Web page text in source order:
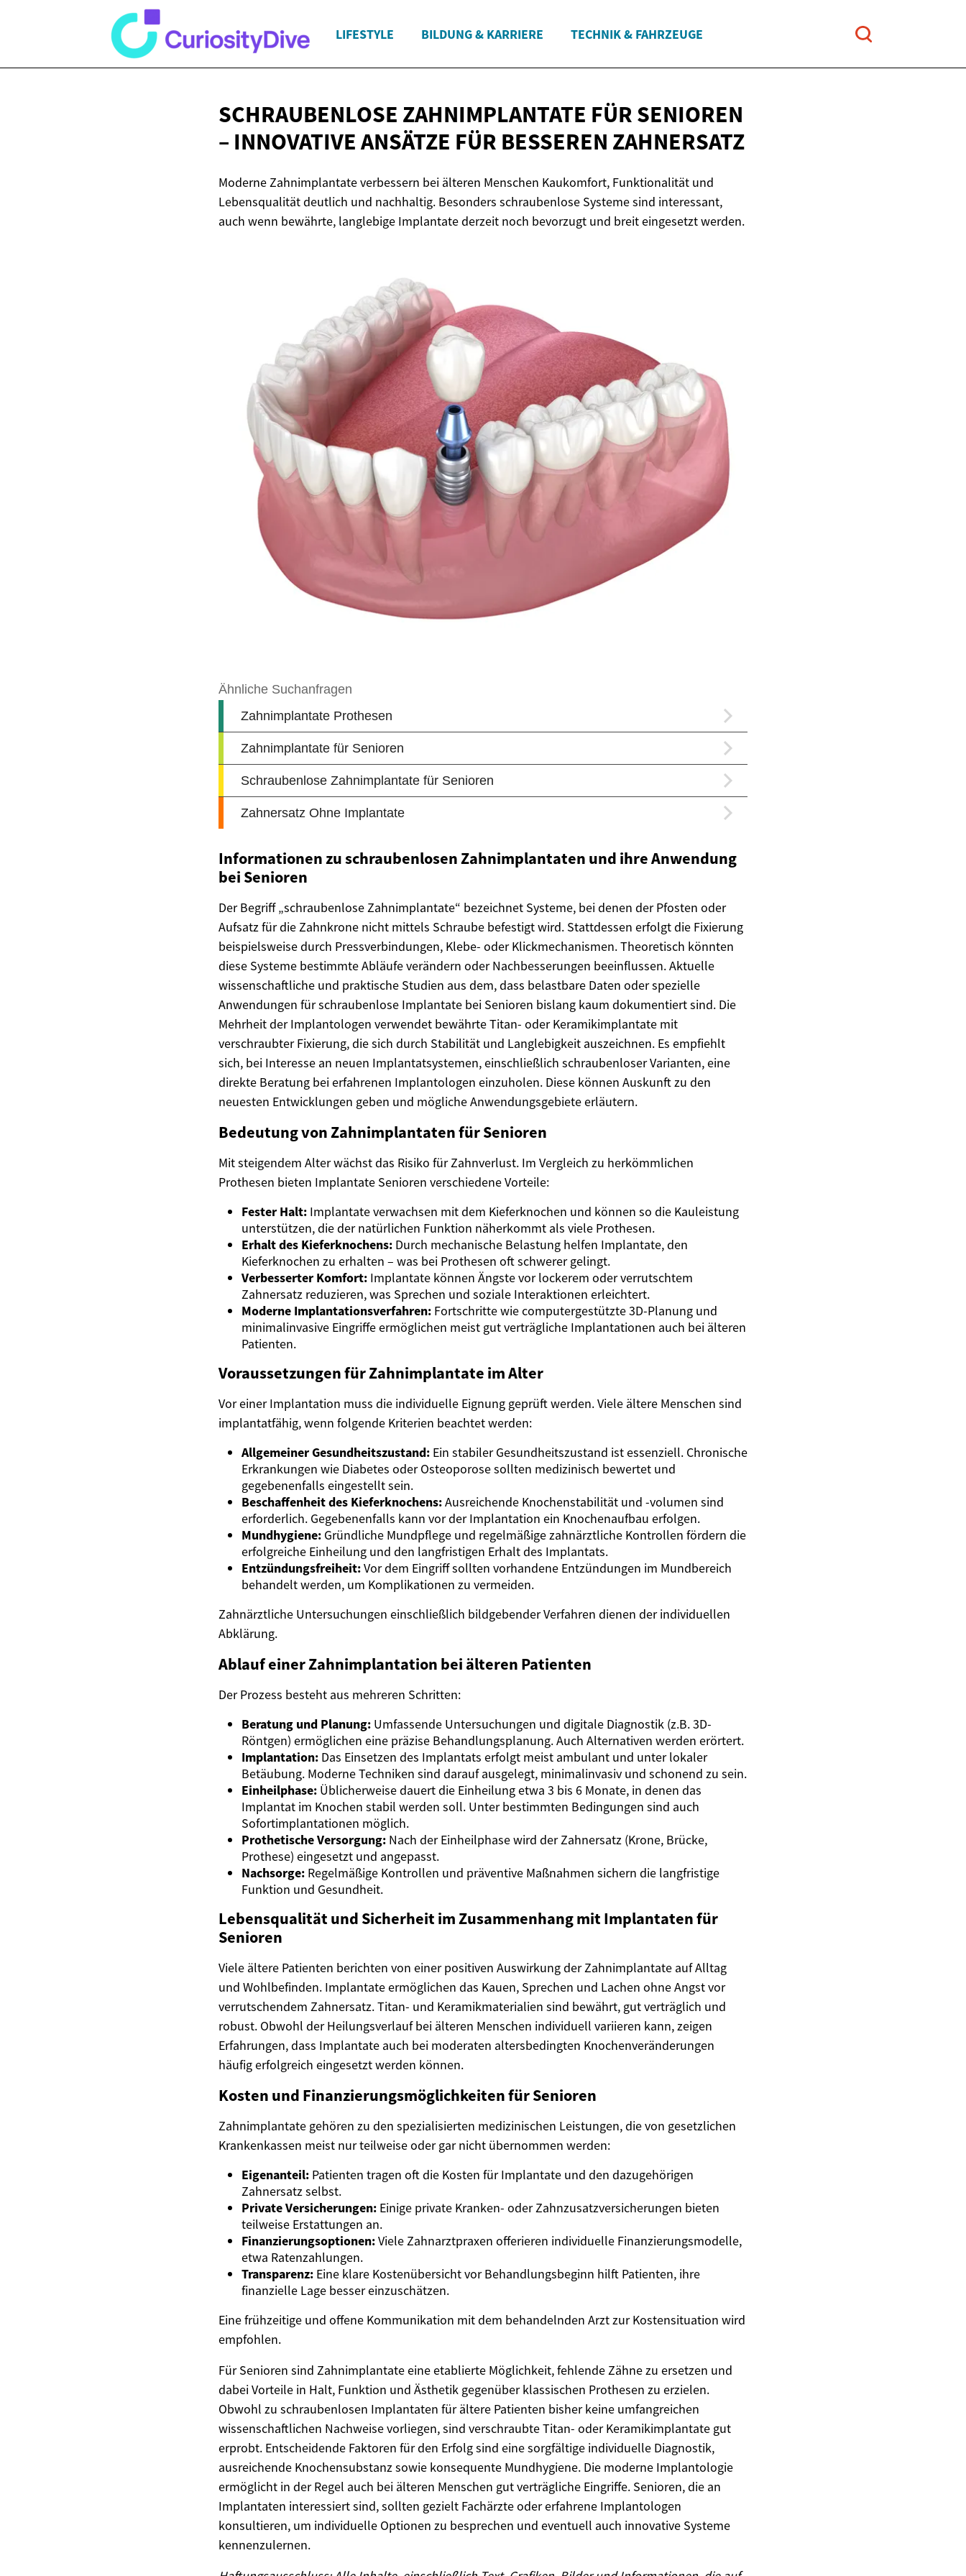
LIFESTYLE BILDUNG & KARRIERE TECHNIK & FAHRZEUGE
SCHRAUBENLOSE ZAHNIMPLANTATE FÜR SENIOREN
– INNOVATIVE ANSÄTZE FÜR BESSEREN ZAHNERSATZ
Moderne Zahnimplantate verbessern bei älteren Menschen Kaukomfort, Funktionalität und
Lebensqualität deutlich und nachhaltig. Besonders schraubenlose Systeme sind interessant,
auch wenn bewährte, langlebige Implantate derzeit noch bevorzugt und breit eingesetzt werden.
Informationen zu schraubenlosen Zahnimplantaten und ihre Anwendung
bei Senioren
Der Begriff „schraubenlose Zahnimplantate“ bezeichnet Systeme, bei denen der Pfosten oder
Aufsatz für die Zahnkrone nicht mittels Schraube befestigt wird. Stattdessen erfolgt die Fixierung
beispielsweise durch Pressverbindungen, Klebe- oder Klickmechanismen. Theoretisch könnten
diese Systeme bestimmte Abläufe verändern oder Nachbesserungen beeinflussen. Aktuelle
wissenschaftliche und praktische Studien aus dem, dass belastbare Daten oder spezielle
Anwendungen für schraubenlose Implantate bei Senioren bislang kaum dokumentiert sind. Die
Mehrheit der Implantologen verwendet bewährte Titan- oder Keramikimplantate mit
verschraubter Fixierung, die sich durch Stabilität und Langlebigkeit auszeichnen. Es empfiehlt
sich, bei Interesse an neuen Implantatsystemen, einschließlich schraubenloser Varianten, eine
direkte Beratung bei erfahrenen Implantologen einzuholen. Diese können Auskunft zu den
neuesten Entwicklungen geben und mögliche Anwendungsgebiete erläutern.
Bedeutung von Zahnimplantaten für Senioren
Mit steigendem Alter wächst das Risiko für Zahnverlust. Im Vergleich zu herkömmlichen
Prothesen bieten Implantate Senioren verschiedene Vorteile:
Fester Halt: Implantate verwachsen mit dem Kieferknochen und können so die Kauleistung
unterstützen, die der natürlichen Funktion näherkommt als viele Prothesen.
Erhalt des Kieferknochens: Durch mechanische Belastung helfen Implantate, den
Kieferknochen zu erhalten – was bei Prothesen oft schwerer gelingt.
Verbesserter Komfort: Implantate können Ängste vor lockerem oder verrutschtem
Zahnersatz reduzieren, was Sprechen und soziale Interaktionen erleichtert.
Moderne Implantationsverfahren: Fortschritte wie computergestützte 3D-Planung und
minimalinvasive Eingriffe ermöglichen meist gut verträgliche Implantationen auch bei älteren
Patienten.
Voraussetzungen für Zahnimplantate im Alter
Vor einer Implantation muss die individuelle Eignung geprüft werden. Viele ältere Menschen sind
implantatfähig, wenn folgende Kriterien beachtet werden:
Allgemeiner Gesundheitszustand: Ein stabiler Gesundheitszustand ist essenziell. Chronische
Erkrankungen wie Diabetes oder Osteoporose sollten medizinisch bewertet und
gegebenenfalls eingestellt sein.
Beschaffenheit des Kieferknochens:Ausreichende Knochenstabilität und -volumen sind
erforderlich. Gegebenenfalls kann vor der Implantation ein Knochenaufbau erfolgen.
Mundhygiene: Gründliche Mundpflege und regelmäßige zahnärztliche Kontrollen fördern die
erfolgreiche Einheilung und den langfristigen Erhalt des Implantats.
Entzündungsfreiheit:Vor dem Eingriff sollten vorhandene Entzündungen im Mundbereich
behandelt werden, um Komplikationen zu vermeiden.
Zahnärztliche Untersuchungen einschließlich bildgebender Verfahren dienen der individuellen
Abklärung.
Ablauf einer Zahnimplantation bei älteren Patienten
Der Prozess besteht aus mehreren Schritten:
Beratung und Planung: Umfassende Untersuchungen und digitale Diagnostik (z.B. 3D-
Röntgen) ermöglichen eine präzise Behandlungsplanung. Auch Alternativen werden erörtert.
Implantation: Das Einsetzen des Implantats erfolgt meist ambulant und unter lokaler
Betäubung. Moderne Techniken sind darauf ausgelegt, minimalinvasiv und schonend zu sein.
Einheilphase: Üblicherweise dauert die Einheilung etwa 3 bis 6 Monate, in denen das
Implantat im Knochen stabil werden soll. Unter bestimmten Bedingungen sind auch
Sofortimplantationen möglich.
Prothetische Versorgung: Nach der Einheilphase wird der Zahnersatz (Krone, Brücke,
Prothese) eingesetzt und angepasst.
Nachsorge: Regelmäßige Kontrollen und präventive Maßnahmen sichern die langfristige
Funktion und Gesundheit.
Lebensqualität und Sicherheit im Zusammenhang mit Implantaten für
Senioren
Viele ältere Patienten berichten von einer positiven Auswirkung der Zahnimplantate auf Alltag
und Wohlbefinden. Implantate ermöglichen das Kauen, Sprechen und Lachen ohne Angst vor
verrutschendem Zahnersatz. Titan- und Keramikmaterialien sind bewährt, gut verträglich und
robust. Obwohl der Heilungsverlauf bei älteren Menschen individuell variieren kann, zeigen
Erfahrungen, dass Implantate auch bei moderaten altersbedingten Knochenveränderungen
häufig erfolgreich eingesetzt werden können.
Kosten und Finanzierungsmöglichkeiten für Senioren
Zahnimplantate gehören zu den spezialisierten medizinischen Leistungen, die von gesetzlichen
Krankenkassen meist nur teilweise oder gar nicht übernommen werden:
Eigenanteil: Patienten tragen oft die Kosten für Implantate und den dazugehörigen
Zahnersatz selbst.
Private Versicherungen: Einige private Kranken- oder Zahnzusatzversicherungen bieten
teilweise Erstattungen an.
Finanzierungsoptionen:Viele Zahnarztpraxen offerieren individuelle Finanzierungsmodelle,
etwa Ratenzahlungen.
Transparenz: Eine klare Kostenübersicht vor Behandlungsbeginn hilft Patienten, ihre
finanzielle Lage besser einzuschätzen.
Eine frühzeitige und offene Kommunikation mit dem behandelnden Arzt zur Kostensituation wird
empfohlen.
Für Senioren sind Zahnimplantate eine etablierte Möglichkeit, fehlende Zähne zu ersetzen und
dabei Vorteile in Halt, Funktion und Ästhetik gegenüber klassischen Prothesen zu erzielen.
Obwohl zu schraubenlosen Implantaten für ältere Patienten bisher keine umfangreichen
wissenschaftlichen Nachweise vorliegen, sind verschraubte Titan- oder Keramikimplantate gut
erprobt. Entscheidende Faktoren für den Erfolg sind eine sorgfältige individuelle Diagnostik,
ausreichende Knochensubstanz sowie konsequente Mundhygiene. Die moderne Implantologie
ermöglicht in der Regel auch bei älteren Menschen gut verträgliche Eingriffe. Senioren, die an
Implantaten interessiert sind, sollten gezielt Fachärzte oder erfahrene Implantologen
konsultieren, um individuelle Optionen zu besprechen und eventuell auch innovative Systeme
kennenzulernen.